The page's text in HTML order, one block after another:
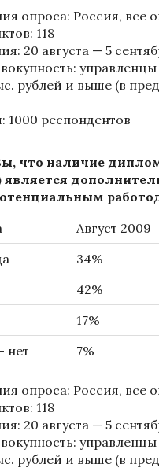
опроса: Россия, все
118
20 августа — 5
рублей и выше (в
1000 респондентов
что наличие
Август 2009
34%
42%
17%
нет
7%
опроса: Россия, все
118
20 августа — 5
рублей и выше (в